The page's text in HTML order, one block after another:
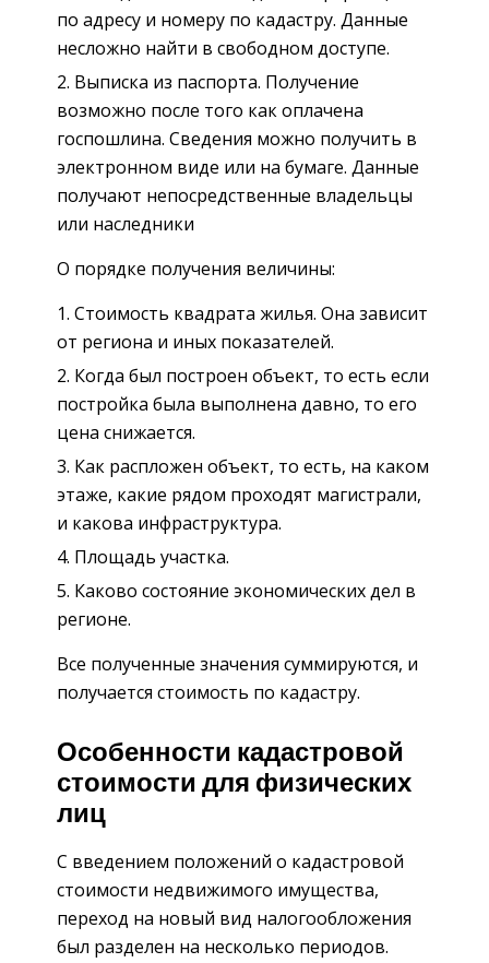
по адресу и номеру по кадастру. Данные
несложно найти в свободном доступе.
Выписка из паспорта. Получение
возможно после того как оплачена
госпошлина. Сведения можно получить в
электронном виде или на бумаге. Данные
получают непосредственные владельцы
или наследники
О порядке получения величины:
Стоимость квадрата жилья. Она зависит
от региона и иных показателей.
Когда был построен объект, то есть если
постройка была выполнена давно, то его
цена снижается.
Как распложен объект, то есть, на каком
этаже, какие рядом проходят магистрали,
и какова инфраструктура.
Площадь участка.
Каково состояние экономических дел в
регионе.
Все полученные значения суммируются, и
получается стоимость по кадастру.
Особенности кадастровой
стоимости для физических
лиц
С введением положений о кадастровой
стоимости недвижимого имущества,
переход на новый вид налогообложения
был разделен на несколько периодов.